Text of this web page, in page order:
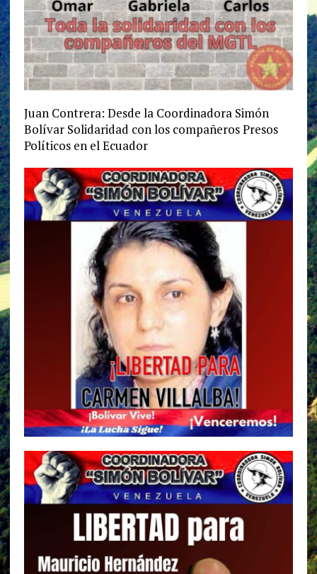
Juan Contrera: Desde la Coordinadora Simón
Bolívar Solidaridad con los compañeros Presos
Políticos en el Ecuador